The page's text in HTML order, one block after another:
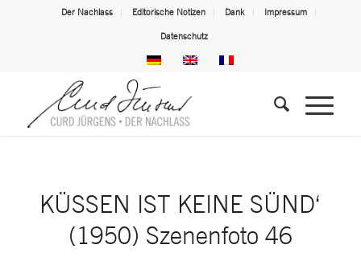
Der Nachlass Editorische Notizen Dank Impressum
Datenschutz
KÜSSEN IST KEINE SÜND‘
(1950) Szenenfoto 46